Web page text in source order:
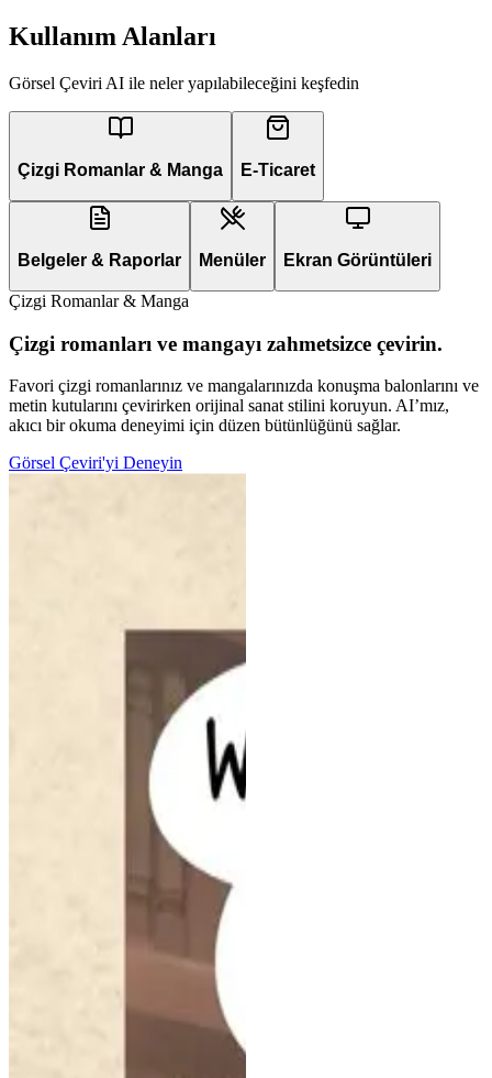
Kullanım Alanları
Görsel Çeviri AI ile neler yapılabileceğini keşfedin
Çizgi Romanlar & Manga E-Ticaret
Belgeler & Raporlar Menüler Ekran Görüntüleri
Çizgi Romanlar & Manga
Çizgi romanları ve mangayı zahmetsizce çevirin.
Favori çizgi romanlarınız ve mangalarınızda konuşma balonlarını ve
metin kutularını çevirirken orijinal sanat stilini koruyun. AI’mız,
akıcı bir okuma deneyimi için düzen bütünlüğünü sağlar.
Görsel Çeviri'yi Deneyin